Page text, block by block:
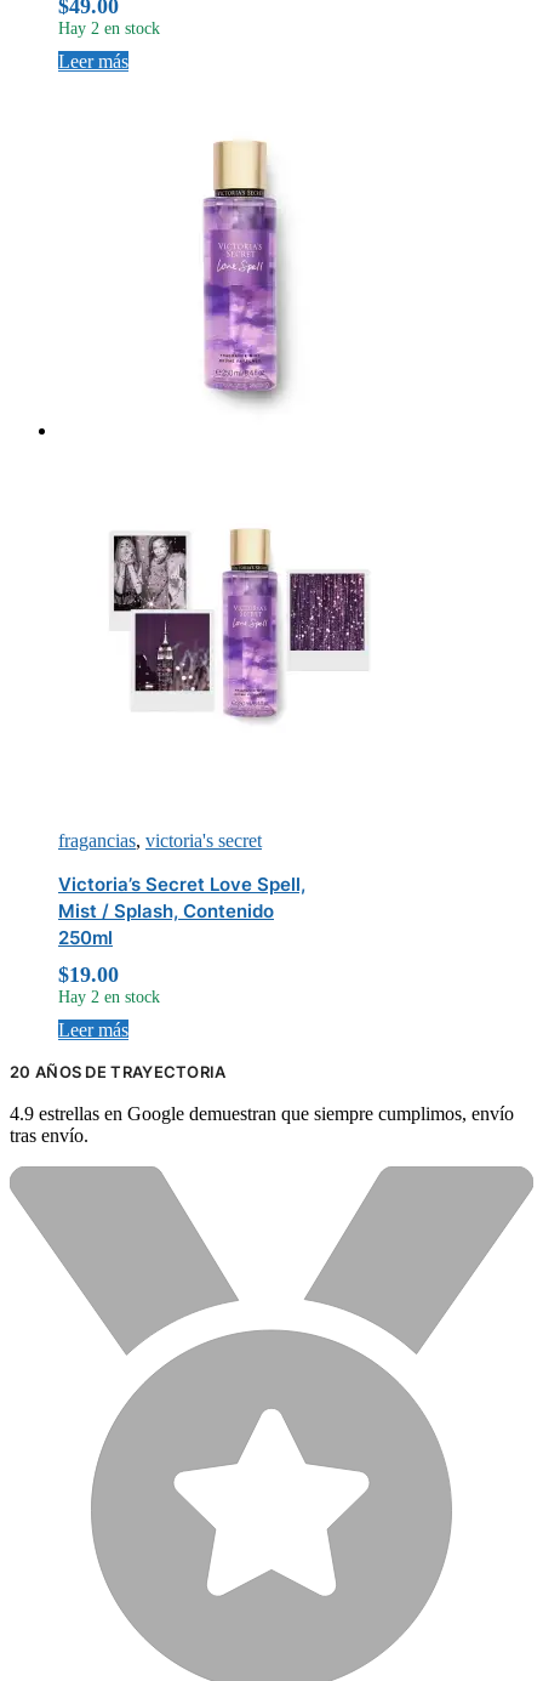
$49.00
Hay 2 en stock
Leer más
fragancias, victoria's secret
Victoria’s Secret Love Spell,
Mist / Splash, Contenido
250ml
$19.00
Hay 2 en stock
Leer más
20 AÑOS DE TRAYECTORIA
4.9 estrellas en Google demuestran que siempre cumplimos, envío
tras envío.